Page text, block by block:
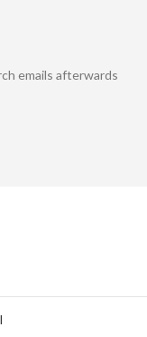
emails afterwards